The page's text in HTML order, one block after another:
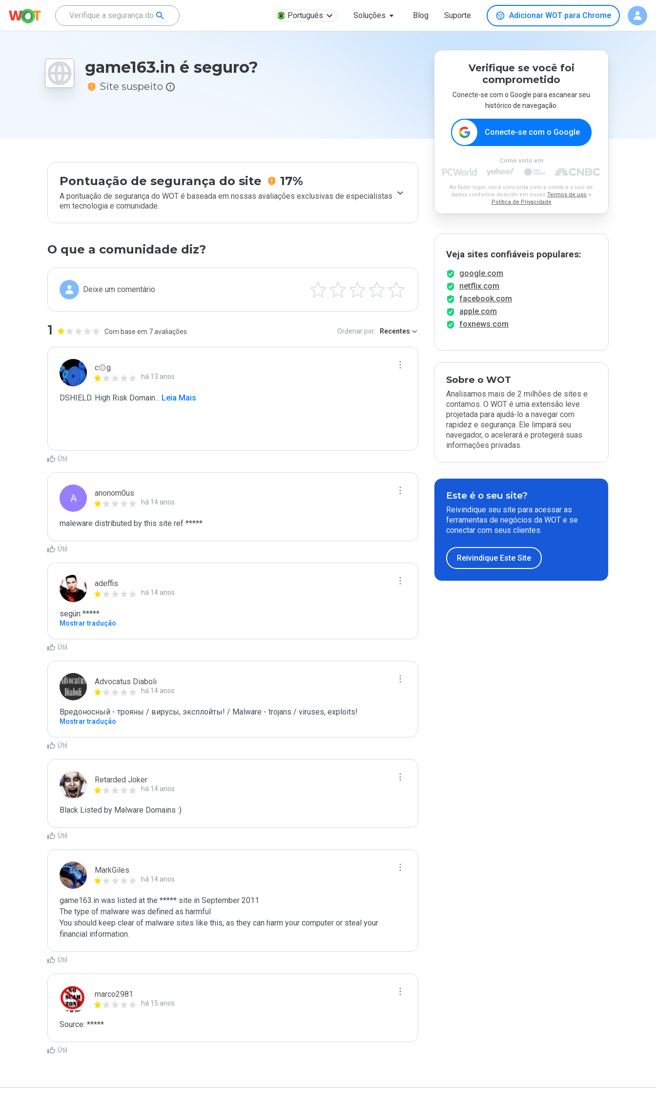
Português Soluções Blog Suporte Adicionar WOT para Chrome
game163.in é seguro?
Site suspeito
Pontuação de segurança do site 17%
A pontuação de segurança do WOT é baseada em nossas avaliações exclusivas de especialistas
em tecnologia e comunidade.
O que a comunidade diz?
Deixe um comentário
1 Com base em 7 avaliações Ordenar por: Recentes
c۞g
há 13 anos
DSHIELD. High Risk Domain... Leia Mais
Útil
A anonom0us
há 14 anos
maleware distributed by this site ref *****
Útil
adeffis
há 14 anos
según *****
Mostrar tradução
Útil
Advocatus Diaboli
há 14 anos
Вредоносный - трояны / вирусы, эксплойты! / Malware - trojans / viruses, exploits!
Mostrar tradução
Útil
Retarded Joker
há 14 anos
Black Listed by Malware Domains :)
Útil
MarkGiles
há 14 anos
game163.in was listed at the ***** site in September 2011
The type of malware was defined as harmful
You should keep clear of malware sites like this, as they can harm your computer or steal your
Útil
marco2981
há 15 anos
Source: *****
Útil
Verifique se você foi
comprometido
Conecte-se com o Google para escanear seu
histórico de navegação.
Conecte-se com o Google
Como visto em
Ao fazer login, você concorda com a coleta e o uso de
dados conforme descrito em nosso Termos de uso e
Política de Privacidade
Veja sites confiáveis populares:
google.com
netflix.com
facebook.com
apple.com
foxnews.com
Sobre o WOT
Analisamos mais de 2 milhões de sites e
contamos. O WOT é uma extensão leve
projetada para ajudá-lo a navegar com
rapidez e segurança. Ele limpará seu
navegador, o acelerará e protegerá suas
informações privadas.
Este é o seu site?
Reivindique seu site para acessar as
ferramentas de negócios da WOT e se
conectar com seus clientes.
Reivindique Este Site